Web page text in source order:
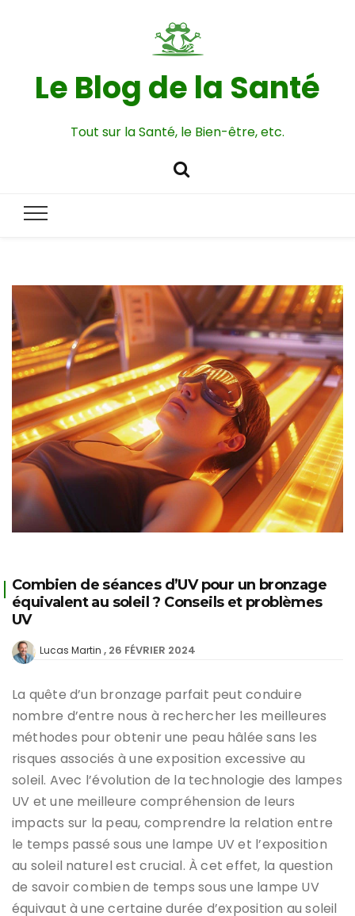
Le Blog de la Santé
Tout sur la Santé, le Bien-être, etc.
Combien de séances d’UV pour un bronzage
équivalent au soleil ? Conseils et problèmes
UV
Lucas Martin 26 FÉVRIER 2024
La quête d’un bronzage parfait peut conduire
nombre d’entre nous à rechercher les meilleures
méthodes pour obtenir une peau hâlée sans les
risques associés à une exposition excessive au
soleil. Avec l’évolution de la technologie des lampes
UV et une meilleure compréhension de leurs
impacts sur la peau, comprendre la relation entre
le temps passé sous une lampe UV et l’exposition
au soleil naturel est crucial. À cet effet, la question
de savoir combien de temps sous une lampe UV
équivaut à une certaine durée d’exposition au soleil